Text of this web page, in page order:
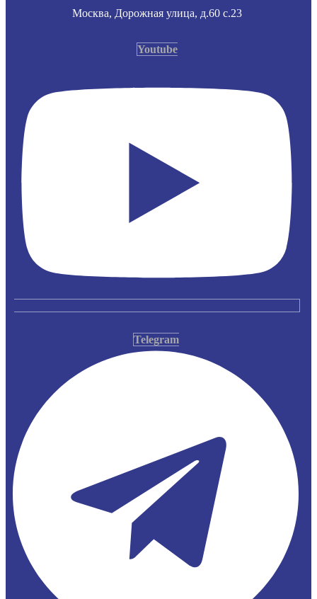
Москва, Дорожная улица, д.60 с.23
Youtube
Telegram